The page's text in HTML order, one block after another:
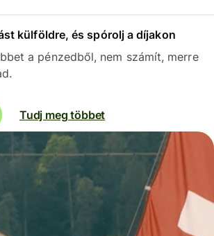
külföldre, és spórolj a díjakon
a pénzedből, nem számít, merre
Tudj meg többet